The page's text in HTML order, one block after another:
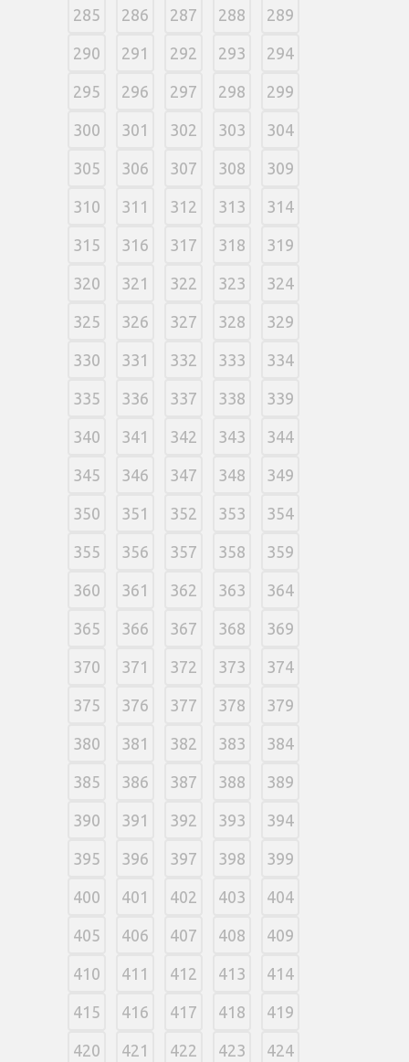
285 286 287 288 289
290 291 292 293 294
295 296 297 298 299
300 301 302 303 304
305 306 307 308 309
310 311 312 313 314
315 316 317 318 319
320 321 322 323 324
325 326 327 328 329
330 331 332 333 334
335 336 337 338 339
340 341 342 343 344
345 346 347 348 349
350 351 352 353 354
355 356 357 358 359
360 361 362 363 364
365 366 367 368 369
370 371 372 373 374
375 376 377 378 379
380 381 382 383 384
385 386 387 388 389
390 391 392 393 394
395 396 397 398 399
400 401 402 403 404
405 406 407 408 409
410 411 412 413 414
415 416 417 418 419
420 421 422 423 424